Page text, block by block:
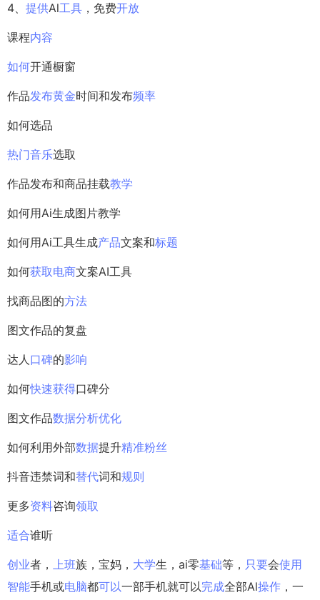
4、 提供Al工具 ，免费开放
课程内容
如何开通橱窗
作品发布黄金时间和发布频率
如何选品
热门音乐选取
作品发布和商品挂载教学
如何用Ai生成图片教学
如何用Ai工具生成产品文案和标题
如何获取电商文案AI工具
找商品图的方法
图文作品的复盘
达人口碑的影响
如何快速获得口碑分
图文作品数据分析优化
如何利用外部数据提升精准粉丝
抖音违禁词和替代词和规则
更多资料咨询领取
适合谁听
创业者， 上班族，宝妈， 大学生，ai零基础等， 只要会使用
智能手机或电脑都可以一部手机就可以完成全部Al操作 ，一